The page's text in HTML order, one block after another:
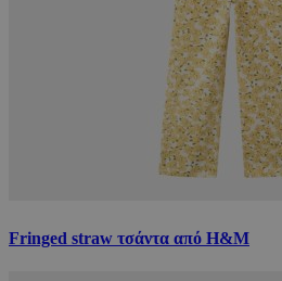
Fringed straw τσάντα από Η&Μ